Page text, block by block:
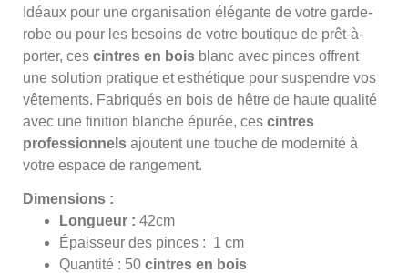
Idéaux pour une organisation élégante de votre garde-
robe ou pour les besoins de votre boutique de prêt-à-
porter, ces cintres en bois blanc avec pinces offrent
une solution pratique et esthétique pour suspendre vos
vêtements. Fabriqués en bois de hêtre de haute qualité
avec une finition blanche épurée, ces cintres
professionnels ajoutent une touche de modernité à
votre espace de rangement.
Dimensions :
Longueur : 42cm
Épaisseur des pinces : 1 cm
Quantité : 50 cintres en bois